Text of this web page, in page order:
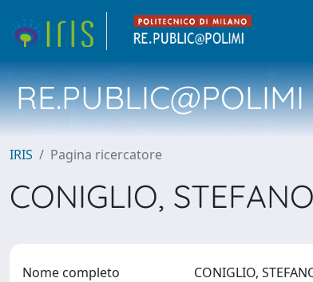
RE.PUBLIC@POLIMI
IRIS Pagina ricercatore
CONIGLIO, STEFANO
Nome completo CONIGLIO,